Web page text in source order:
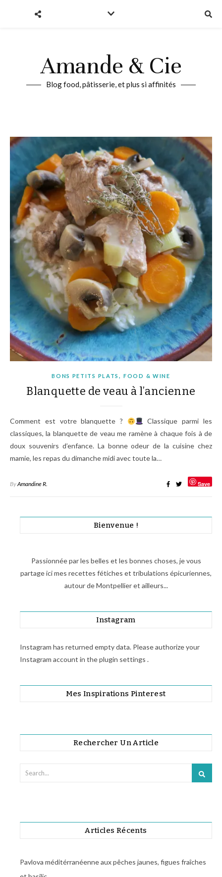
Amande & Cie
Blog food, pâtisserie, et plus si affinités
BONS PETITS PLATS,FOOD & WINE
Blanquette de veau à l’ancienne
Comment est votre blanquette ?
Classique parmi les
classiques, la blanquette de veau me ramène à chaque fois à de
doux souvenirs d’enfance. La bonne odeur de la cuisine chez
mamie, les repas du dimanche midi avec toute la…
ByAmandine R. Save
Bienvenue !
Passionnée par les belles et les bonnes choses, je vous
partage ici mes recettes fétiches et tribulations épicuriennes,
autour de Montpellier et ailleurs...
Instagram
Instagram has returned empty data. Please authorize your
Instagram account in theplugin settings .
Mes Inspirations Pinterest
Rechercher Un Article
Articles Récents
Pavlova méditérranéenne aux pêches jaunes, figues fraîches